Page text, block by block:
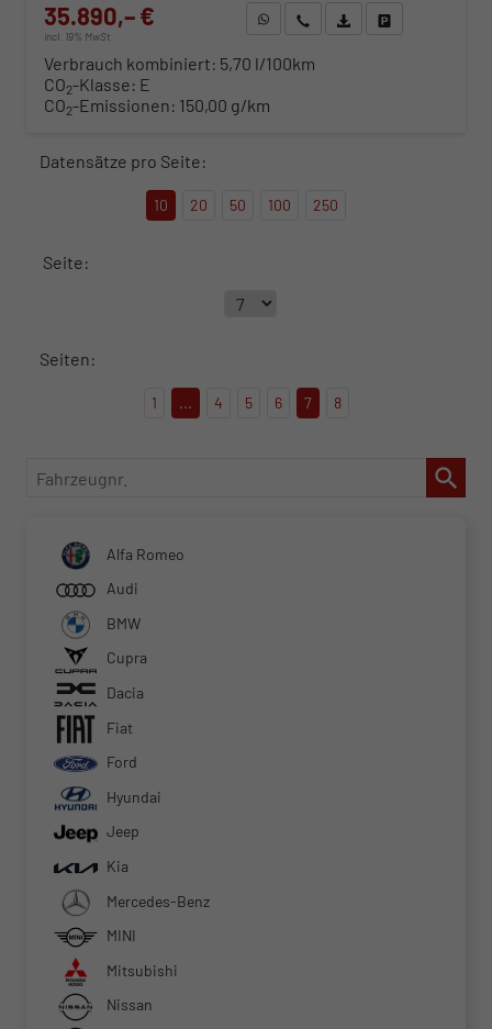
35.890,– €
incl. 19% MwSt.
WhatsApp anfragen
Wir rufen Sie anFahrzeugexposé (PDF)
Verbrauch kombiniert: 5,70 l/100km
CO2-Klasse: E
CO2-Emissionen: 150,00 g/km
Datensätze pro Seite:
10 20 50 100 250
Seite:
Seiten:
1 ... 4 5 6 7 8
Fahrzeugnr.
Alfa Romeo
Audi
BMW
Cupra
Dacia
Fiat
Ford
Hyundai
Jeep
Kia
Mercedes-Benz
MINI
Mitsubishi
Nissan